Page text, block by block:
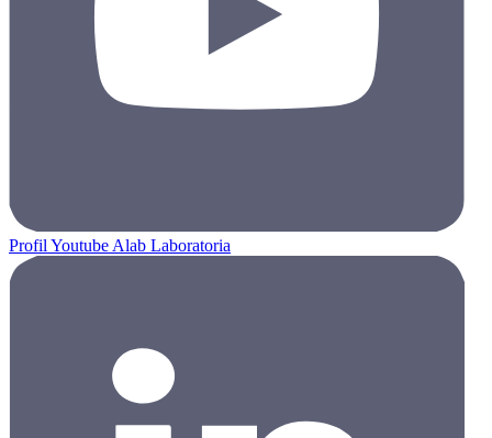
Profil Youtube Alab Laboratoria